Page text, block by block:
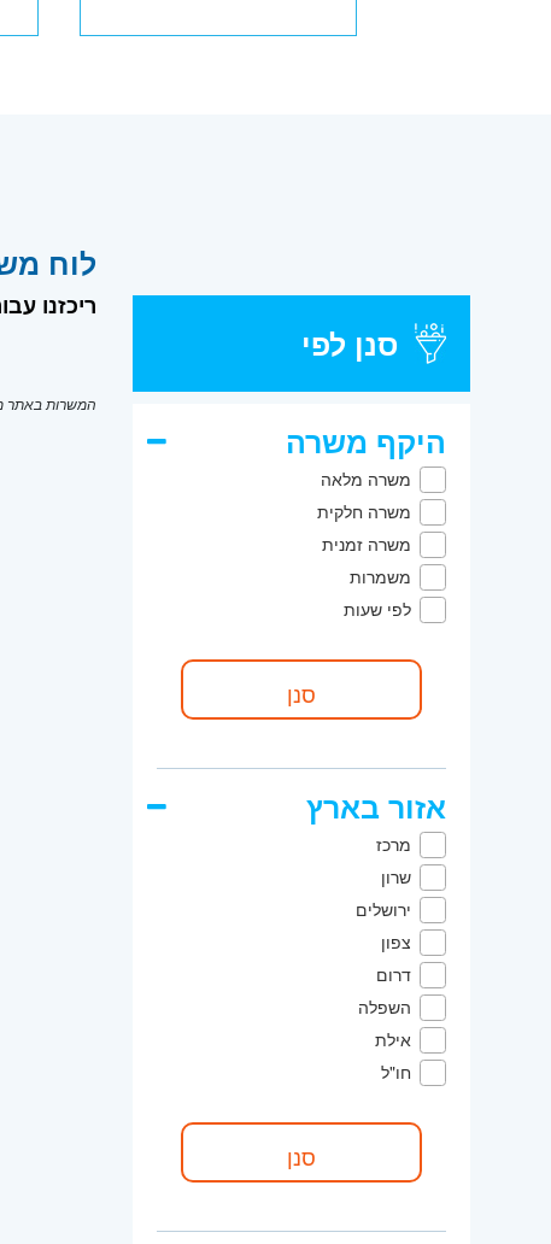
סנן לפי
היקף משרה
משרה מלאה
משרה חלקית
משרה זמנית
משמרות
לפי שעות
אזור בארץ
מרכז
שרון
ירושלים
צפון
דרום
השפלה
אילת
חו"ל
לוח
ריכזנו
המשרות באתר